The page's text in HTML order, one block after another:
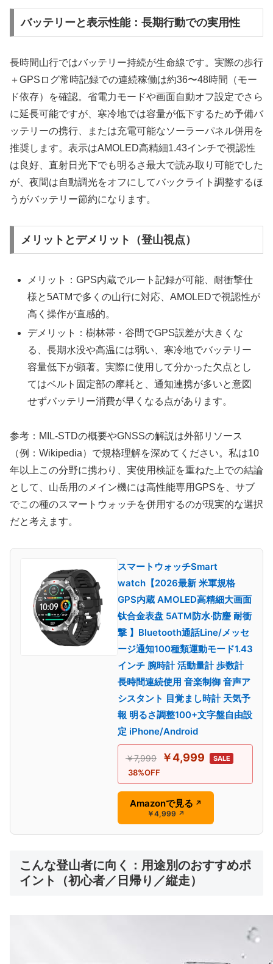
バッテリーと表示性能：長期行動での実用性
長時間山行ではバッテリー持続が生命線です。実際の歩行
＋GPSログ常時記録での連続稼働は約36〜48時間（モー
ド依存）を確認。省電力モードや画面自動オフ設定でさら
に延長可能ですが、寒冷地では容量が低下するため予備バ
ッテリーの携行、または充電可能なソーラーパネル併用を
推奨します。表示はAMOLED高精細1.43インチで視認性
は良好、直射日光下でも明るさ最大で読み取り可能でした
が、夜間は自動調光をオフにしてバックライト調整するほ
うがバッテリー節約になります。
メリットとデメリット（登山視点）
メリット：GPS内蔵でルート記録が可能、耐衝撃仕
様と5ATMで多くの山行に対応、AMOLEDで視認性が
高く操作が直感的。
デメリット：樹林帯・谷間でGPS誤差が大きくな
る、長期水没や高温には弱い、寒冷地でバッテリー
容量低下が顕著。実際に使用して分かった欠点とし
てはベルト固定部の摩耗と、通知連携が多いと意図
せずバッテリー消費が早くなる点があります。
参考：MIL-STDの概要やGNSSの解説は外部リソース
（例：Wikipedia）で規格理解を深めてください。私は10
年以上この分野に携わり、実使用検証を重ねた上での結論
として、山岳用のメイン機には高性能専用GPSを、サブ
でこの種のスマートウォッチを併用するのが現実的な選択
だと考えます。
スマートウォッチSmart
watch【2026最新 米軍規格
GPS内蔵 AMOLED高精細大画面
钛合金表盘 5ATM防水·防麈 耐衝
撃 】Bluetooth通話Line/メッセ
ージ通知100種類運動モード1.43
インチ 腕時計 活動量計 歩数計
長時間連続使用 音楽制御 音声ア
シスタント 目覚まし時計 天気予
報 明るさ調整100+文字盤自由設
定 iPhone/Android
￥7,999 ￥4,999 SALE
38%OFF
Amazonで見る ↗
￥4,999 ↗
こんな登山者に向く：用途別のおすすめポ
イント（初心者／日帰り／縦走）